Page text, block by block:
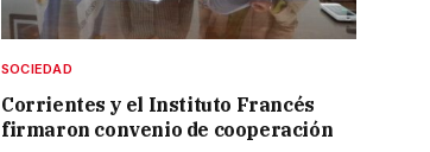
SOCIEDAD
Corrientes y el Instituto Francés
firmaron convenio de cooperación